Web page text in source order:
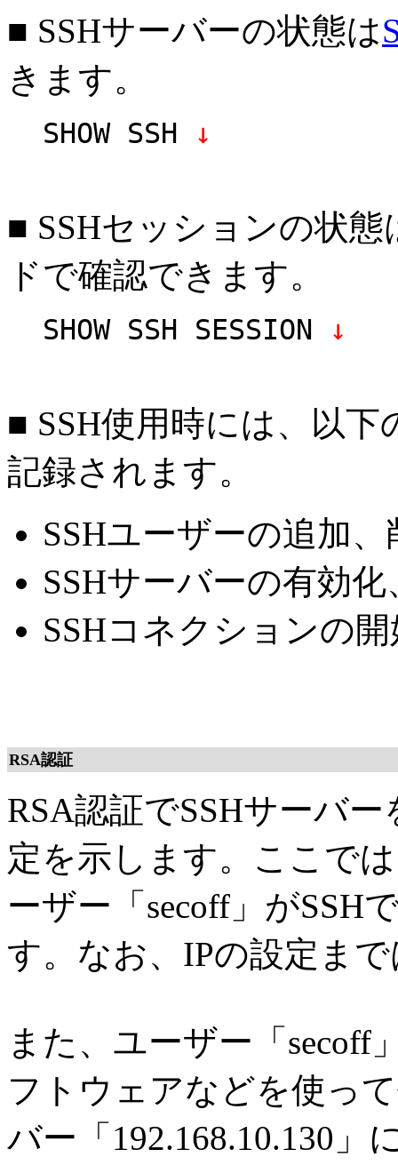
■ SSHサーバーの状態は
きます。
SHOW SSH ↓
■ SSHセッションの状態
ドで確認できます。
SHOW SSH SESSION ↓
■ SSH使用時には、以
記録されます。
SSHユーザーの追加
SSHサーバーの有効
SSHコネクションの
RSA認証
RSA認証でSSHサーバ
定を示します。ここで
ーザー「secoff」がSSH
す。なお、IPの設定ま
また、ユーザー「secoff
フトウェアなどを使っ
バー「192.168.10.130」